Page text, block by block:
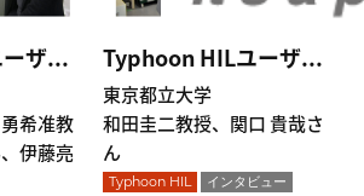
ザ...
希准教
伊藤亮
Typhoon HILユーザ...
東京都立大学
和田圭二教授、関口 貴哉さ
ん
Typhoon HIL インタビュー